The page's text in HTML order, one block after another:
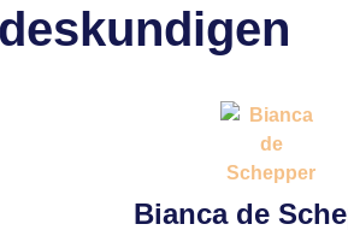
Bianca de